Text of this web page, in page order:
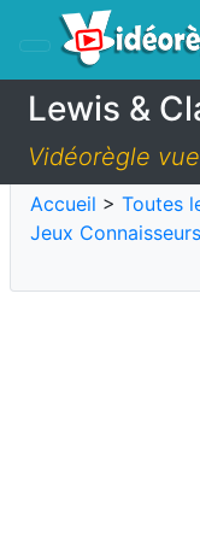
Lewis &
Vidéorègle
Accueil > Toutes
Jeux Connaisseurs